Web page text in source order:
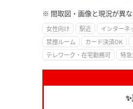
※ 間取図・画像と現況が異な
女性向け 駅近 インターネ
禁煙ルーム
カード決済OK
テレワーク・在宅勤務可
特